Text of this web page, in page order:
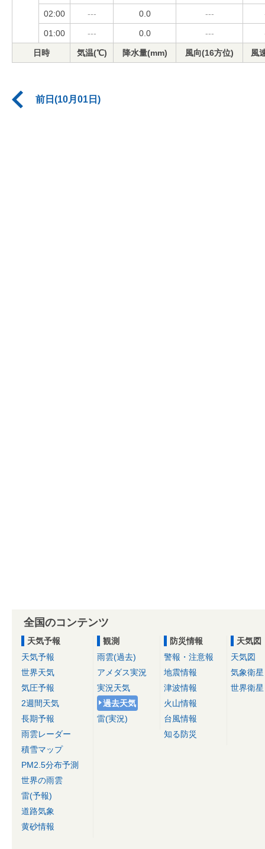
02:00 --- 0.0 ---
01:00 --- 0.0 ---
日時 気温(℃) 降水量(mm) 風向(16方位) 風
前日(10月01日)
全国のコンテンツ
天気予報
天気予報
世界天気
気圧予報
2週間天気
長期予報
雨雲レーダー
積雪マップ
PM2.5分布予測
世界の雨雲
雷(予報)
道路気象
黄砂情報
観測
雨雲(過去)
アメダス実況
実況天気
過去天気
雷(実況)
防災情報
警報・注意報
地震情報
津波情報
火山情報
台風情報
知る防災
天気図
天気図
気象衛星
世界衛星